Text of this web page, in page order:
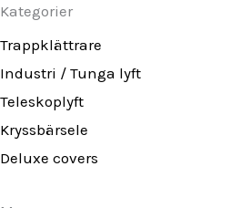
c
e
b
o
s
t
a
g
t
Kategorier
Trappklättrare
Industri / Tunga lyft
Teleskoplyft
Kryssbärsele
Deluxe covers